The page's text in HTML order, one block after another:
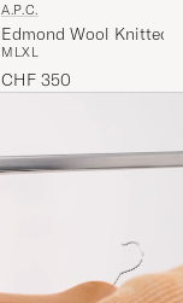
A.P.C.
Edmond Wool Knitted
Anthracite Melange
M LXL
CHF 350